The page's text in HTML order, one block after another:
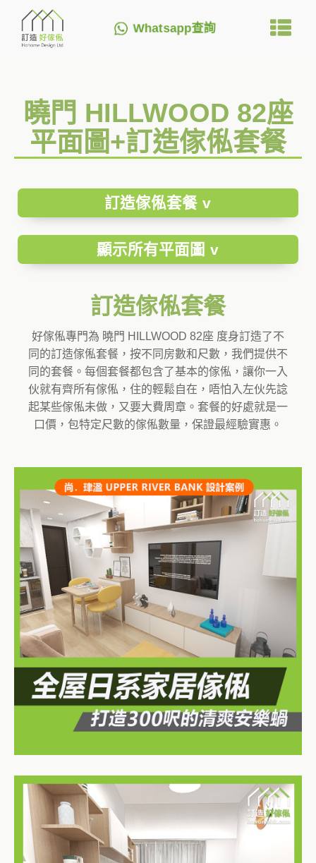
Whatsapp查詢
曉門 HILLWOOD 82座
平面圖+訂造傢俬套餐
訂造傢俬套餐 v
顯示所有平面圖 v
訂造傢俬套餐
好傢俬專門為 曉門 HILLWOOD 82座 度身訂造了不
同的訂造傢俬套餐，按不同房數和尺數，我們提供不
同的套餐。每個套餐都包含了基本的傢俬，讓你一入
伙就有齊所有傢俬，住的輕鬆自在，唔怕入左伙先諗
起某些傢俬未做，又要大費周章。套餐的好處就是一
口價，包特定尺數的傢俬數量，保證最經驗實惠。